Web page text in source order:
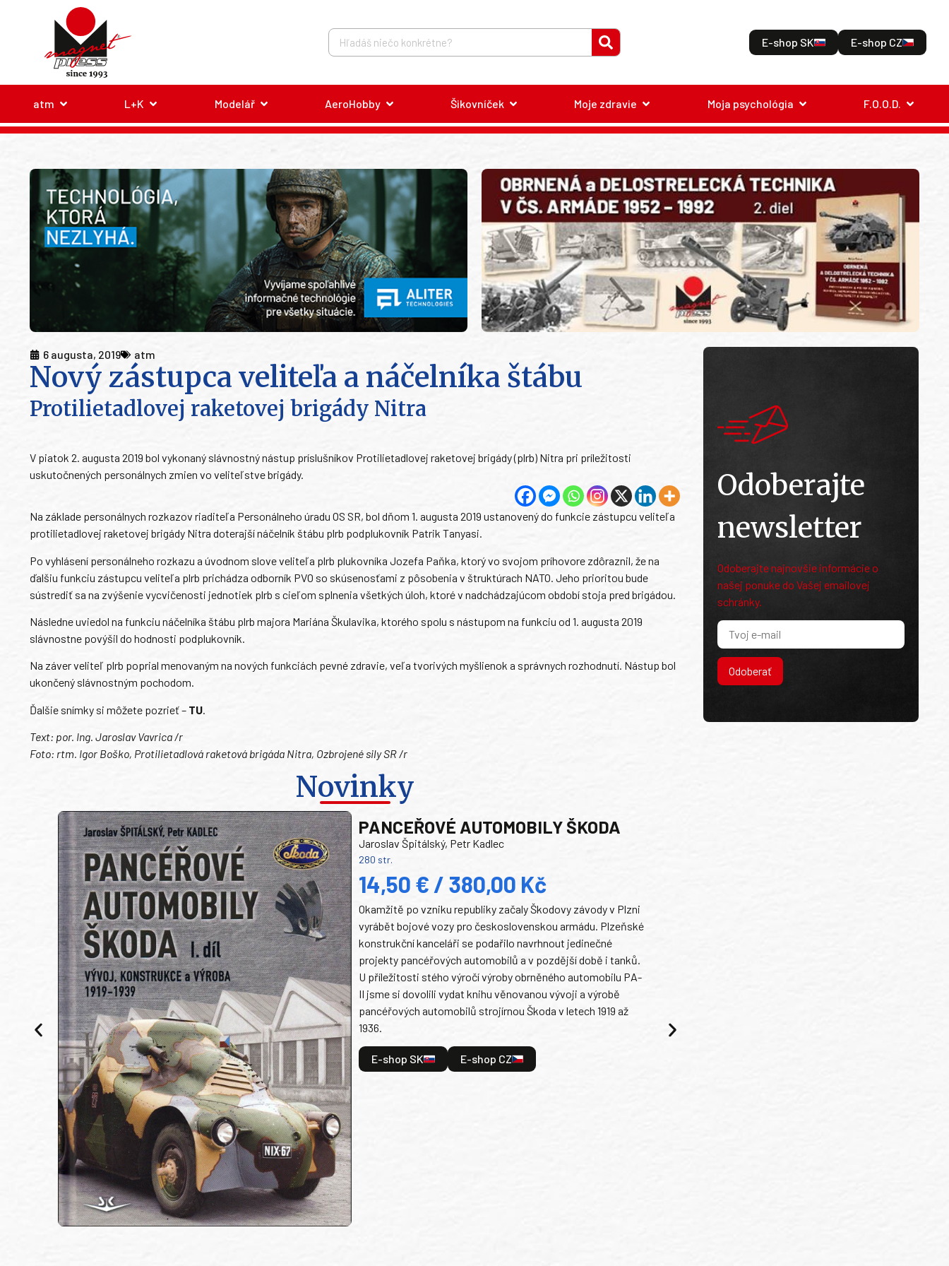
E-shop SK E-shop CZ
atm L+K Modelář AeroHobby Šikovníček Moje zdravie Moja psychológia F.O.O.D.
6 augusta, 2019 atm
Nový zástupca veliteľa a náčelníka štábu
Protilietadlovej raketovej brigády Nitra
V piatok 2. augusta 2019 bol vykonaný slávnostný nástup príslušníkov Protilietadlovej raketovej brigády (plrb) Nitra pri príležitosti
uskutočnených personálnych zmien vo veliteľstve brigády.
Na základe personálnych rozkazov riaditeľa Personálneho úradu OS SR, bol dňom 1. augusta 2019 ustanovený do funkcie zástupcu veliteľa
protilietadlovej raketovej brigády Nitra doterajší náčelník štábu plrb podplukovník Patrik Tanyasi.
Po vyhlásení personálneho rozkazu a úvodnom slove veliteľa plrb plukovníka Jozefa Paňka, ktorý vo svojom príhovore zdôraznil, že na
ďalšiu funkciu zástupcu veliteľa plrb prichádza odborník PVO so skúsenosťami z pôsobenia v štruktúrach NATO. Jeho prioritou bude
sústrediť sa na zvýšenie vycvičenosti jednotiek plrb s cieľom splnenia všetkých úloh, ktoré v nadchádzajúcom období stoja pred brigádou.
Následne uviedol na funkciu náčelníka štábu plrb majora Mariána Škulavika, ktorého spolu s nástupom na funkciu od 1. augusta 2019
slávnostne povýšil do hodnosti podplukovník.
Na záver veliteľ plrb poprial menovaným na nových funkciách pevné zdravie, veľa tvorivých myšlienok a správnych rozhodnutí. Nástup bol
ukončený slávnostným pochodom.
Ďalšie snímky si môžete pozrieť – TU
Text: por. Ing. Jaroslav Vavrica /r
Foto: rtm. Igor Boško, Protilietadlová raketová brigáda Nitra, Ozbrojené sily SR /r
Novinky
PANCEŘOVÉ AUTOMOBILY ŠKODA
Jaroslav Špitálský, Petr Kadlec
280 str.
14,50 € / 380,00 Kč
Okamžitě po vzniku republiky začaly Škodovy závody v Plzni
vyrábět bojové vozy pro československou armádu. Plzeňské
konstrukční kanceláři se podařilo navrhnout jedinečné
projekty pancéřových automobilů a v pozdější době i tanků.
U příležitosti stého výročí výroby obrněného automobilu PA-
II jsme si dovolili vydat knihu věnovanou vývoji a výrobě
pancéřových automobilů strojírnou Škoda v letech 1919 až
1936.
E-shop SK E-shop CZ
Odoberajte
newsletter
Odoberajte najnovšie informácie o
našej ponuke do Vašej emailovej
schránky.
Odoberať